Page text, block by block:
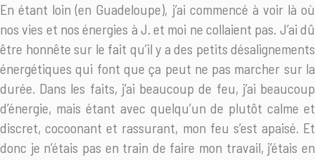
En étant loin (en Guadeloupe), j’ai commencé à voir là où
nos vies et nos énergies à J. et moi ne collaient pas. J’ai dû
être honnête sur le fait qu’il y a des petits désalignements
énergétiques qui font que ça peut ne pas marcher sur la
durée. Dans les faits, j’ai beaucoup de feu, j’ai beaucoup
d’énergie, mais étant avec quelqu’un de plutôt calme et
discret, cocoonant et rassurant, mon feu s’est apaisé. Et
donc je n’étais pas en train de faire mon travail, j’étais en